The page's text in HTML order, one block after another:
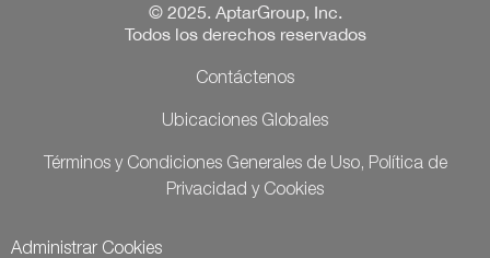
© 2025. AptarGroup, Inc.
Todos los derechos reservados
Contáctenos
Ubicaciones Globales
Términos y Condiciones Generales de Uso, Política de
Privacidad y Cookies
Administrar Cookies